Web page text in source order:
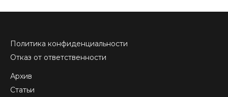
Политика конфиденциальности
Отказ от ответственности
Архив
Статьи